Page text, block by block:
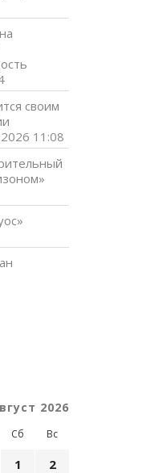
своим
11:08
2026
Сб Вс
1
2